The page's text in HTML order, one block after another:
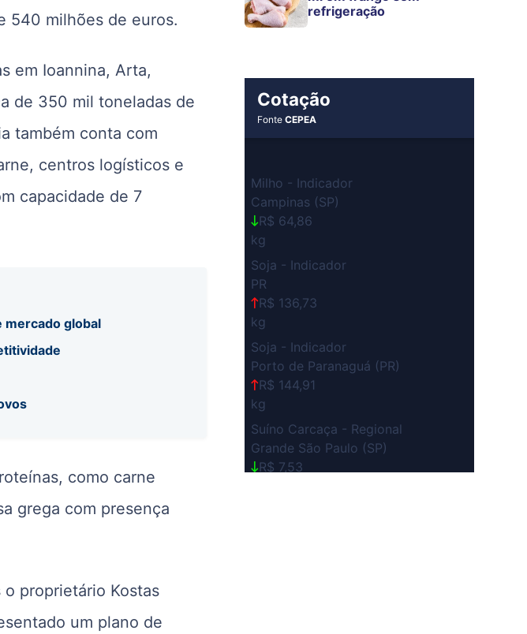
540 milhões de euros.
em Ioannina, Arta,
de 350 mil toneladas de
também conta com
centros logísticos e
capacidade de 7
mercado global
como carne
grega com presença
proprietário Kostas
um plano de
refrigeração
Cotação
FonteCEPEA
Milho - Indicador
Campinas (SP)
R$ 64,86
kg
Soja - Indicador
PR
R$ 136,73
kg
Soja - Indicador
Porto de Paranaguá (PR)
R$ 144,91
kg
Suíno Carcaça - Regional
Grande São Paulo (SP)
R$ 7,53